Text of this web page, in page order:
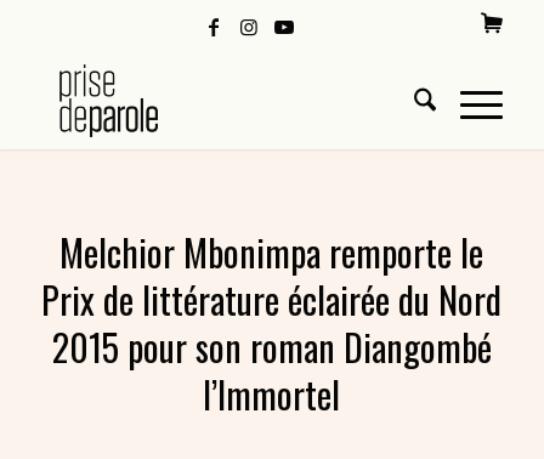
Melchior Mbonimpa remporte le
Prix de littérature éclairée du Nord
2015 pour son roman Diangombé
l’Immortel